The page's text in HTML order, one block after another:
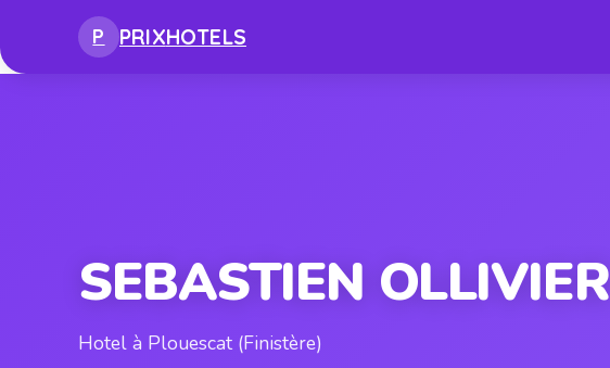
P PRIXHOTELS
SEBASTIEN OLLIVIER
Hotel à Plouescat (Finistère)